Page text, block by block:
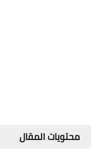
محتويات المقال